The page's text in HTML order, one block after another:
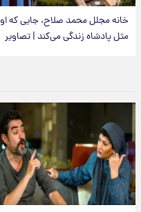
خانه مجلل محمد صلاح، جایی که او
مثل پادشاه زندگی می‌کند | تصاویر